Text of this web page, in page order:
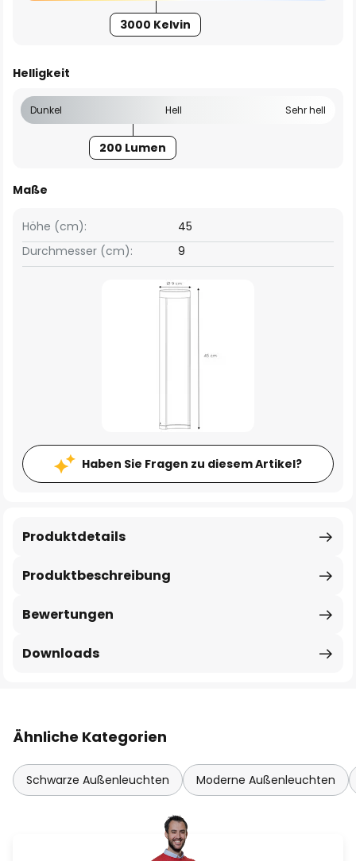
3000 Kelvin
Helligkeit
Dunkel Hell Sehr hell
200 Lumen
Maße
Höhe (cm):
45
Durchmesser (cm):
9
Haben Sie Fragen zu diesem Artikel?
Produktbeschreibung
Produktdetails
Bewertungen
Downloads
Ähnliche Kategorien
Schwarze Außenleuchten Moderne Außenleuchten